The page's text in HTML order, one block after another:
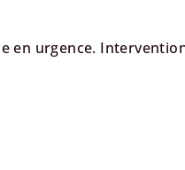
en urgence.